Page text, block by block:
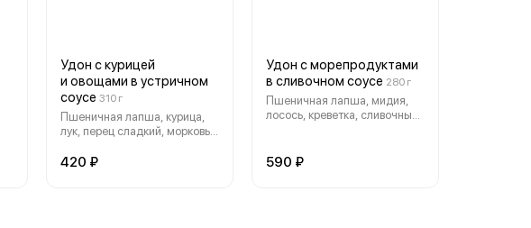
Удон с курицей
и овощами в устричном
соусе 310 г
Пшеничная лапша, курица,
лук, перец сладкий, морковь,
кунжут.
420 ₽
Удон с морепродуктами
в сливочном соусе 280 г
Пшеничная лапша, мидия,
лосось, креветка, сливочный
590 ₽